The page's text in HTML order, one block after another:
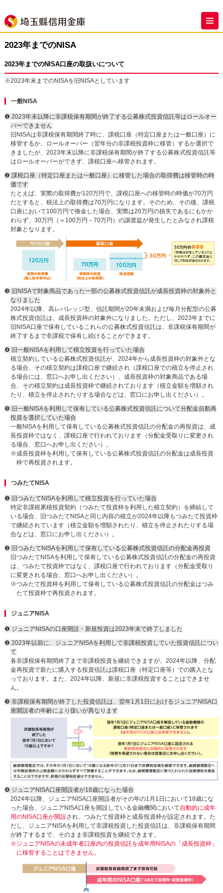
2023年までのNISA
2023年までのNISA口座の取扱いについて
※2023年末までのNISAを旧NISAとしています
一般NISA
❶ 2023年末以降に非課税保有期間が終了する公募株式投資信託等はロールオー
バーできません
旧NISAは非課税保有期間終了時に、課税口座（特定口座または一般口座）に
移管するか、ロールオーバー（翌年分の非課税投資枠に移管）するか選択で
きましたが、2023年末以降に非課税保有期間が終了する公募株式投資信託等
はロールオーバーができず、課税口座へ移管されます。
❷ 課税口座（特定口座または一般口座）に移管した場合の取得費は移管時の時
価です
たとえば、実際の取得費が120万円で、課税口座への移管時の時価が70万円
だとすると、税法上の取得費は70万円になります。そのため、その後、課税
口座において100万円で換金した場合、実際は20万円の損失であるにもかか
わらず、30万円（＝100万円－70万円）の譲渡益が発生したとみなされ課税
対象となります。
❸ 旧NISAで対象商品であった一部の公募株式投資信託が成長投資枠の対象外と
なりました
2024年以降、高レバレッジ型、信託期間が20年未満および毎月分配型の公募
株式投資信託は、成長投資枠の対象外になりました。ただし、2023年までに
旧NISA口座で保有しているこれらの公募株式投資信託は、非課税保有期間が
終了するまで非課税で保有し続けることができます。
❹ 旧一般NISAを利用して積立投資を行っていた場合
積立契約している公募株式投資信託が、2024年から成長投資枠の対象外とな
る場合、その積立契約は課税口座で継続され（課税口座での積立を停止され
る場合には、窓口へお申し出ください）、成長投資枠の対象商品である場
合、その積立契約は成長投資枠で継続されております（積立金額を増額され
たり、積立を停止されたりする場合などは、窓口にお申し出ください）。
❺ 旧一般NISAを利用して保有している公募株式投資信託について分配金自動再
投資を選択していた場合
一般NISAを利用して保有している公募株式投資信託の分配金の再投資は、成
長投資枠ではなく、課税口座で行われております（分配金受取りに変更され
る場合、窓口へお申し出ください）。
※成長投資枠を利用して保有している公募株式投資信託の分配金は成長投資
枠で再投資されます。
つみたてNISA
❶ 旧つみたてNISAを利用して積立投資を行っていた場合
特定非課税累積投資契約（つみたて投資枠を利用した積立契約）を締結して
いる場合、旧つみたてNISAと同じ内容の積立が2024年以降もつみたて投資枠
で継続されています（積立金額を増額されたり、積立を停止されたりする場
合などは、窓口にお申し出ください）。
❷ 旧つみたてNISAを利用して保有している公募株式投資信託の分配金再投資
旧つみたてNISAを利用して保有している公募株式投資信託の分配金の再投資
は、つみたて投資枠ではなく、課税口座で行われております（分配金受取り
に変更される場合、窓口へお申し出ください）。
※つみたて投資枠を利用して保有している公募株式投資信託の分配金はつみ
たて投資枠で再投資されます。
ジュニアNISA
❶ ジュニアNISAの口座開設・新規投資は2023年末で終了しました
❷ 2023年以前に、ジュニアNISAを利用して非課税投資していた投資信託につい
て
各非課税保有期間終了まで非課税投資を継続できますが、2024年以降、分配
金再投資で新たに購入する投資信託は課税口座（特定口座等）での購入とな
っております。また、2024年以降、新規に非課税投資することはできませ
ん。
❸ 非課税保有期間が終了した投資信託は、翌年1月1日におけるジュニアNISA口
座開設者の年齢により扱いが異なります
❹ ジュニアNISA口座開設者が18歳になった場合
2024年以降、ジュニアNISA口座開設者がその年の1月1日において18歳にな
った場合、ジュニアNISA口座を開設している金融機関において自動的に成年
用のNISA口座が開設され、つみたて投資枠と成長投資枠が設定されます。た
だし、ジュニアNISAを利用して非課税投資した投資信託は、非課税保有期間
が終了するまで、そのまま非課税投資を継続できます。
※ジュニアNISAの未成年者口座内の投資信託を成年用NISAの「成長投資枠」
に移管することはできません。